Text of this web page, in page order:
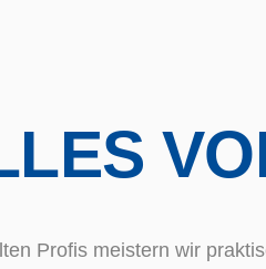
Profis meistern wir